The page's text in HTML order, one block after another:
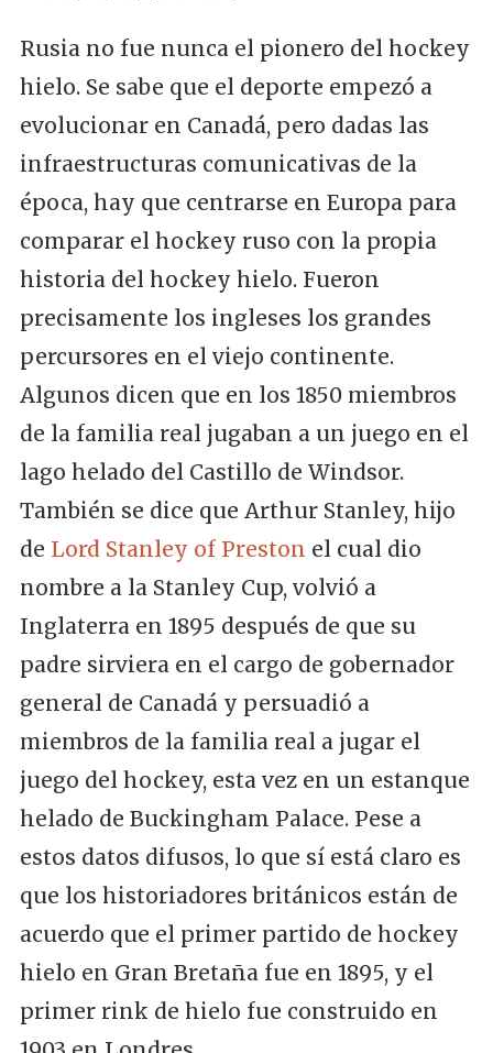
Rusia no fue nunca el pionero del hockey
hielo. Se sabe que el deporte empezó a
evolucionar en Canadá, pero dadas las
infraestructuras comunicativas de la
época, hay que centrarse en Europa para
comparar el hockey ruso con la propia
historia del hockey hielo. Fueron
precisamente los ingleses los grandes
percursores en el viejo continente.
Algunos dicen que en los 1850 miembros
de la familia real jugaban a un juego en el
lago helado del Castillo de Windsor.
También se dice que Arthur Stanley, hijo
de Lord Stanley of Preston el cual dio
nombre a la Stanley Cup, volvió a
Inglaterra en 1895 después de que su
padre sirviera en el cargo de gobernador
general de Canadá y persuadió a
miembros de la familia real a jugar el
juego del hockey, esta vez en un estanque
helado de Buckingham Palace. Pese a
estos datos difusos, lo que sí está claro es
que los historiadores británicos están de
acuerdo que el primer partido de hockey
hielo en Gran Bretaña fue en 1895, y el
primer rink de hielo fue construido en